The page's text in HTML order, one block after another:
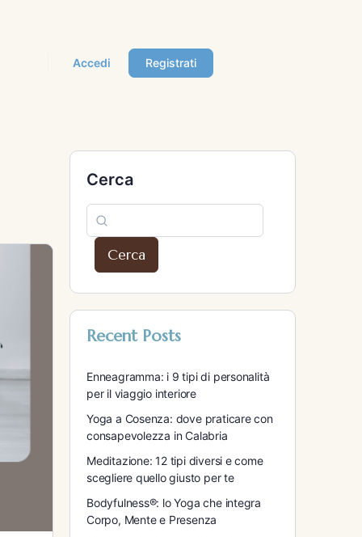
Accedi Registrati
Cerca
Cerca
Recent Posts
Enneagramma: i 9 tipi di personalità
per il viaggio interiore
Yoga a Cosenza: dove praticare con
consapevolezza in Calabria
Meditazione: 12 tipi diversi e come
scegliere quello giusto per te
Bodyfulness®: lo Yoga che integra
Corpo, Mente e Presenza